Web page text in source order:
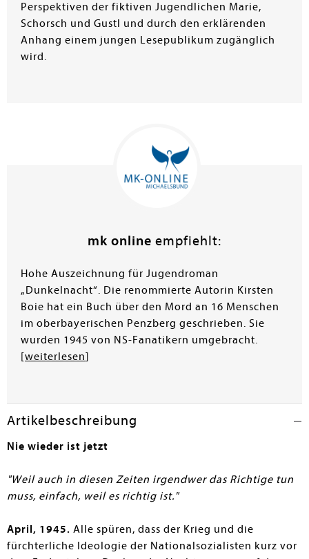
Perspektiven der fiktiven Jugendlichen Marie,
Schorsch und Gustl und durch den erklärenden
Anhang einem jungen Lesepublikum zugänglich
wird.
mk online empfiehlt:
Hohe Auszeichnung für Jugendroman
„Dunkelnacht“. Die renommierte Autorin Kirsten
Boie hat ein Buch über den Mord an 16 Menschen
im oberbayerischen Penzberg geschrieben. Sie
wurden 1945 von NS-Fanatikern umgebracht.
[weiterlesen]
Artikelbeschreibung
Nie wieder ist jetzt
"Weil auch in diesen Zeiten irgendwer das Richtige tun
muss, einfach, weil es richtig ist."
April, 1945. Alle spüren, dass der Krieg und die
fürchterliche Ideologie der Nationalsozialisten kurz vor